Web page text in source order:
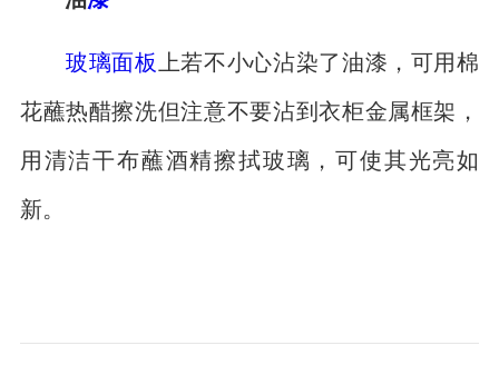
玻璃面板 上若不小心沾染了油漆，可用棉
花蘸热醋擦洗但注意不要沾到衣柜金属框架，
用清洁干布蘸酒精擦拭玻璃，可使其光亮如
新。